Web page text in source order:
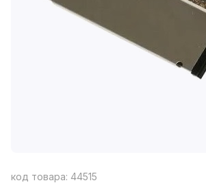
код товара: 44515